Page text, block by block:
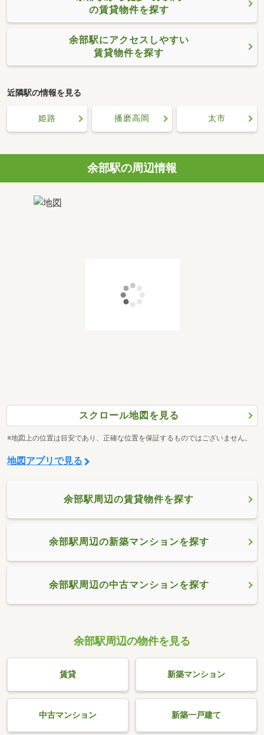
の賃貸物件を探す
余部駅にアクセスしやすい
賃貸物件を探す
近隣駅の情報を見る
姫路 播磨高岡 太市
余部駅の周辺情報
スクロール地図を見る
※地図上の位置は目安であり、正確な位置を保証するものではございません。
地図アプリで見る
余部駅周辺の賃貸物件を探す
余部駅周辺の新築マンションを探す
余部駅周辺の中古マンションを探す
余部駅周辺の物件を見る
賃貸 新築マンション
中古マンション 新築一戸建て